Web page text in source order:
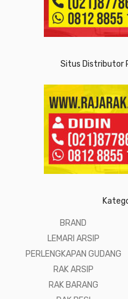
Situs Distributor
BRAND
LEMARI ARSIP
PERLENGKAPAN GUDANG
RAK ARSIP
RAK BARANG